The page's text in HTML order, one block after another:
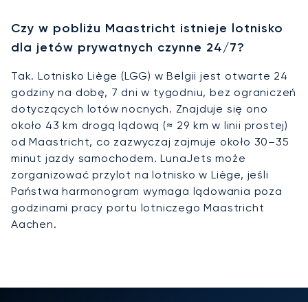
Czy w pobliżu Maastricht istnieje lotnisko
dla jetów prywatnych czynne 24/7?
Tak. Lotnisko Liège (LGG) w Belgii jest otwarte 24
godziny na dobę, 7 dni w tygodniu, bez ograniczeń
dotyczących lotów nocnych. Znajduje się ono
około 43 km drogą lądową (≈ 29 km w linii prostej)
od Maastricht, co zazwyczaj zajmuje około 30–35
minut jazdy samochodem. LunaJets może
zorganizować przylot na lotnisko w Liège, jeśli
Państwa harmonogram wymaga lądowania poza
godzinami pracy portu lotniczego Maastricht
Aachen.